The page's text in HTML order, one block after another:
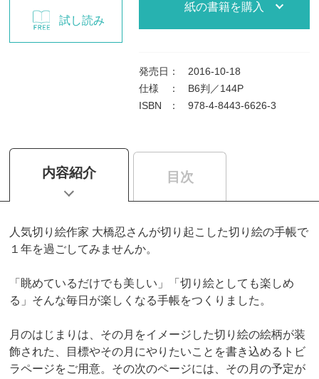
試し読み
紙の書籍を購入
発売日 ：
2016-10-18
仕様
：
B6判／144P
ISBN
： 978-4-8443-6626-3
内容紹介 目次
人気切り絵作家 大橋忍さんが切り起こした切り絵の手帳で
１年を過ごしてみませんか。
「眺めているだけでも美しい」「切り絵としても楽しめ
る」そんな毎日が楽しくなる手帳をつくりました。
月のはじまりは、その月をイメージした切り絵の絵柄が装
飾された、目標やその月にやりたいことを書き込めるトビ
ラページをご用意。その次のページには、その月の予定が